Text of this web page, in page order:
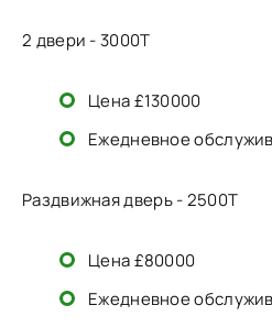
2 двери - 3000T
Цена £130000
Ежедневное
Раздвижная дверь - 2500T
Цена £80000
Ежедневное